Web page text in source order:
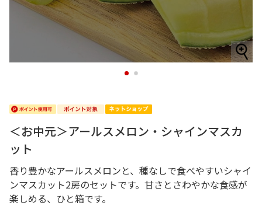
1 2
＜お中元＞アールスメロン・シャインマスカ
ット
香り豊かなアールスメロンと、種なしで食べやすいシャイ
ンマスカット2房のセットです。甘さとさわやかな食感が
楽しめる、ひと箱です。